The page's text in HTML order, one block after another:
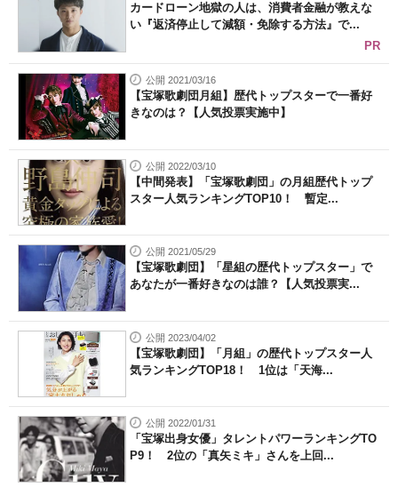
カードローン地獄の人は、消費者金融が教えな
い『返済停止して減額・免除する方法』で...
PR
公開 2021/03/16
【宝塚歌劇団月組】歴代トップスターで一番好
きなのは？【人気投票実施中】
公開 2022/03/10
【中間発表】「宝塚歌劇団」の月組歴代トップ
スター人気ランキングTOP10！ 暫定...
公開 2021/05/29
【宝塚歌劇団】「星組の歴代トップスター」で
あなたが一番好きなのは誰？【人気投票実...
公開 2023/04/02
【宝塚歌劇団】「月組」の歴代トップスター人
気ランキングTOP18！ 1位は「天海...
公開 2022/01/31
「宝塚出身女優」タレントパワーランキングTO
P9！ 2位の「真矢ミキ」さんを上回...